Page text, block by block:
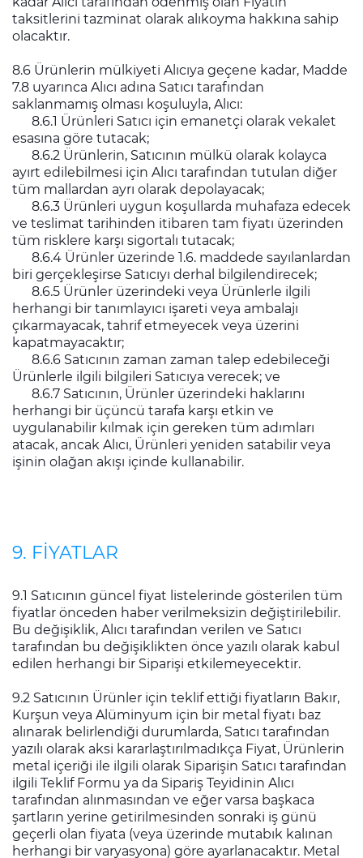
taksitlerini tazminat olarak alıkoyma hakkına sahip
olacaktır.
8.6 Ürünlerin mülkiyeti Alıcıya geçene kadar, Madde
7.8 uyarınca Alıcı adına Satıcı tarafından
saklanmamış olması koşuluyla, Alıcı:
8.6.1 Ürünleri Satıcı için emanetçi olarak vekalet
esasına göre tutacak;
8.6.2 Ürünlerin, Satıcının mülkü olarak kolayca
ayırt edilebilmesi için Alıcı tarafından tutulan diğer
tüm mallardan ayrı olarak depolayacak;
8.6.3 Ürünleri uygun koşullarda muhafaza edecek
ve teslimat tarihinden itibaren tam fiyatı üzerinden
tüm risklere karşı sigortalı tutacak;
8.6.4 Ürünler üzerinde 1.6. maddede sayılanlardan
biri gerçekleşirse Satıcıyı derhal bilgilendirecek;
8.6.5 Ürünler üzerindeki veya Ürünlerle ilgili
herhangi bir tanımlayıcı işareti veya ambalajı
çıkarmayacak, tahrif etmeyecek veya üzerini
kapatmayacaktır;
8.6.6 Satıcının zaman zaman talep edebileceği
Ürünlerle ilgili bilgileri Satıcıya verecek; ve
8.6.7 Satıcının, Ürünler üzerindeki haklarını
herhangi bir üçüncü tarafa karşı etkin ve
uygulanabilir kılmak için gereken tüm adımları
atacak, ancak Alıcı, Ürünleri yeniden satabilir veya
işinin olağan akışı içinde kullanabilir.
9. FİYATLAR
9.1 Satıcının güncel fiyat listelerinde gösterilen tüm
fiyatlar önceden haber verilmeksizin değiştirilebilir.
Bu değişiklik, Alıcı tarafından verilen ve Satıcı
tarafından bu değişiklikten önce yazılı olarak kabul
edilen herhangi bir Siparişi etkilemeyecektir.
9.2 Satıcının Ürünler için teklif ettiği fiyatların Bakır,
Kurşun veya Alüminyum için bir metal fiyatı baz
alınarak belirlendiği durumlarda, Satıcı tarafından
yazılı olarak aksi kararlaştırılmadıkça Fiyat, Ürünlerin
metal içeriği ile ilgili olarak Siparişin Satıcı tarafından
ilgili Teklif Formu ya da Sipariş Teyidinin Alıcı
tarafından alınmasından ve eğer varsa başkaca
şartların yerine getirilmesinden sonraki iş günü
geçerli olan fiyata (veya üzerinde mutabık kalınan
herhangi bir varyasyona) göre ayarlanacaktır. Metal